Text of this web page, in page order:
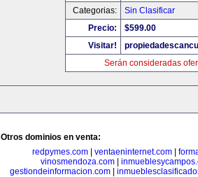
Categorias:
Sin Clasificar
Precio:
$599.00
Visitar!
Serán consideradas
Otros dominios en venta:
redpymes.com
ventaeninternet.com
vinosmendoza.com|
gestiondeinformacion.com